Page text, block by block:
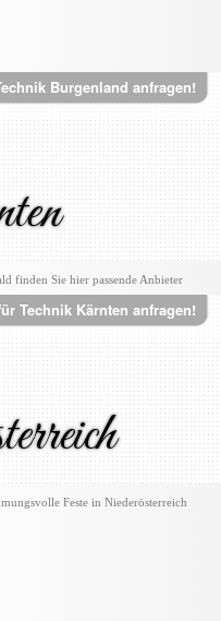
Burgenland anfragen!
finden Sie hier passende Anbieter
Technik Kärnten anfragen!
Feste in Niederösterreich